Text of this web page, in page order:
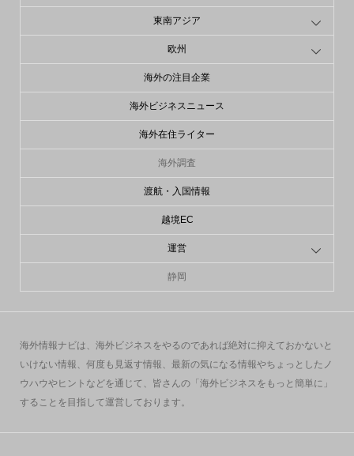
東南アジア
欧州
海外の注目企業
海外ビジネスニュース
海外在住ライター
海外調査
渡航・入国情報
越境EC
運営
静岡
海外情報ナビは、海外ビジネスをやるのであれば絶対に抑えておかないと
いけない情報、何度も見返す情報、最新の気になる情報やちょっとしたノ
ウハウやヒントなどを通じて、皆さんの「海外ビジネスをもっと簡単に」
することを目指して運営しております。